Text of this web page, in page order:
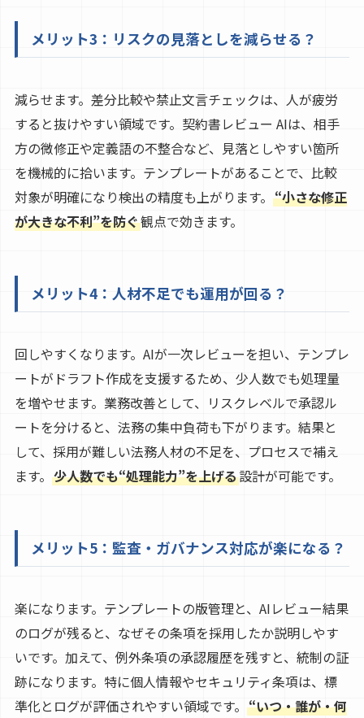
メリット3：リスクの見落としを減らせる？
減らせます。差分比較や禁止文言チェックは、人が疲労
すると抜けやすい領域です。契約書レビュー AIは、相手
方の微修正や定義語の不整合など、見落としやすい箇所
を機械的に拾います。テンプレートがあることで、比較
対象が明確になり検出の精度も上がります。 “小さな修正
が大きな不利”を防ぐ観点で効きます。
メリット4：人材不足でも運用が回る？
回しやすくなります。AIが一次レビューを担い、テンプレ
ートがドラフト作成を支援するため、少人数でも処理量
を増やせます。業務改善として、リスクレベルで承認ル
ートを分けると、法務の集中負荷も下がります。結果と
して、採用が難しい法務人材の不足を、プロセスで補え
ます。 少人数でも“処理能力”を上げる設計が可能です。
メリット5：監査・ガバナンス対応が楽になる？
楽になります。テンプレートの版管理と、AIレビュー結果
のログが残ると、なぜその条項を採用したか説明しやす
いです。加えて、例外条項の承認履歴を残すと、統制の証
跡になります。特に個人情報やセキュリティ条項は、標
準化とログが評価されやすい領域です。 “いつ・誰が・何